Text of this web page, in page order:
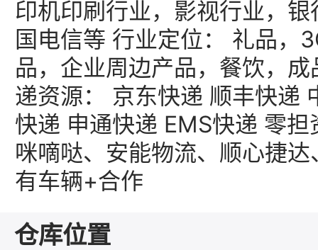
印机印刷行业，影视行业，
国电信等 行业定位： 礼品，
品，企业周边产品，餐饮，
递资源： 京东快递 顺丰快递
快递 申通快递 EMS快递 零
咪嘀哒、安能物流、顺心捷
有车辆+合作
仓库位置